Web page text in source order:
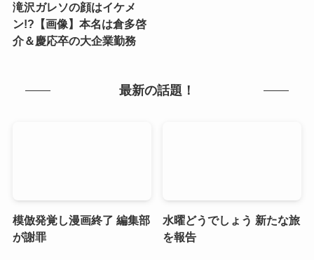
滝沢ガレソの顔はイケメ
ン!?【画像】本名は倉多啓
介＆慶応卒の大企業勤務
最新の話題！
模倣発覚し漫画終了 編集部
が謝罪
水曜どうでしょう 新たな旅
を報告